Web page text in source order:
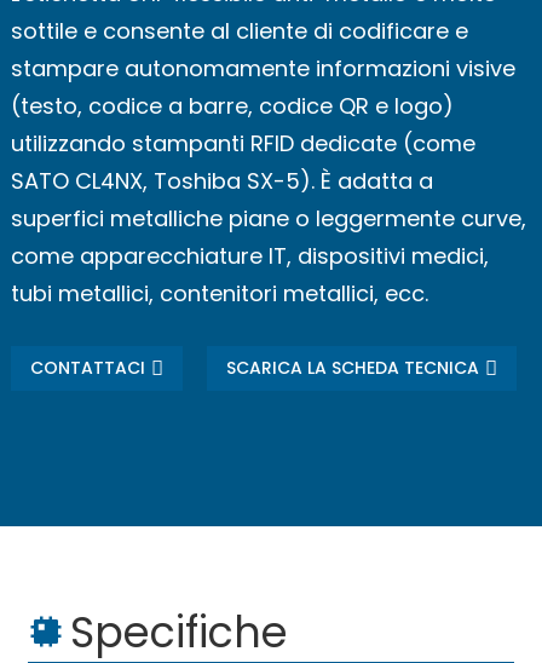
sottile e consente al cliente di codificare e
stampare autonomamente informazioni visive
(testo, codice a barre, codice QR e logo)
utilizzando stampanti RFID dedicate (come
SATO CL4NX, Toshiba SX-5). È adatta a
superfici metalliche piane o leggermente curve,
come apparecchiature IT, dispositivi medici,
tubi metallici, contenitori metallici, ecc.
CONTATTACI SCARICA LA SCHEDA TECNICA
Specifiche